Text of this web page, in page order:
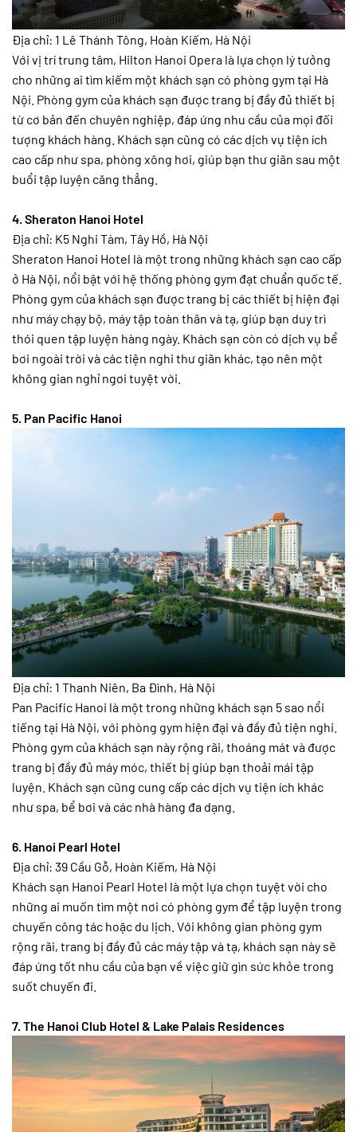
Địa chỉ: 1 Lê Thánh Tông, Hoàn Kiếm, Hà Nội
Với vị trí trung tâm, Hilton Hanoi Opera là lựa chọn lý tưởng
cho những ai tìm kiếm một khách sạn có phòng gym tại Hà
Nội. Phòng gym của khách sạn được trang bị đầy đủ thiết bị
từ cơ bản đến chuyên nghiệp, đáp ứng nhu cầu của mọi đối
tượng khách hàng. Khách sạn cũng có các dịch vụ tiện ích
cao cấp như spa, phòng xông hơi, giúp bạn thư giãn sau một
buổi tập luyện căng thẳng.
4. Sheraton Hanoi Hotel
Địa chỉ: K5 Nghi Tàm, Tây Hồ, Hà Nội
Sheraton Hanoi Hotel là một trong những khách sạn cao cấp
ở Hà Nội, nổi bật với hệ thống phòng gym đạt chuẩn quốc tế.
Phòng gym của khách sạn được trang bị các thiết bị hiện đại
như máy chạy bộ, máy tập toàn thân và tạ, giúp bạn duy trì
thói quen tập luyện hàng ngày. Khách sạn còn có dịch vụ bể
bơi ngoài trời và các tiện nghi thư giãn khác, tạo nên một
không gian nghỉ ngơi tuyệt vời.
5. Pan Pacific Hanoi
Địa chỉ: 1 Thanh Niên, Ba Đình, Hà Nội
Pan Pacific Hanoi là một trong những khách sạn 5 sao nổi
tiếng tại Hà Nội, với phòng gym hiện đại và đầy đủ tiện nghi.
Phòng gym của khách sạn này rộng rãi, thoáng mát và được
trang bị đầy đủ máy móc, thiết bị giúp bạn thoải mái tập
luyện. Khách sạn cũng cung cấp các dịch vụ tiện ích khác
như spa, bể bơi và các nhà hàng đa dạng.
6. Hanoi Pearl Hotel
Địa chỉ: 39 Cầu Gỗ, Hoàn Kiếm, Hà Nội
Khách sạn Hanoi Pearl Hotel là một lựa chọn tuyệt vời cho
những ai muốn tìm một nơi có phòng gym để tập luyện trong
chuyến công tác hoặc du lịch. Với không gian phòng gym
rộng rãi, trang bị đầy đủ các máy tập và tạ, khách sạn này sẽ
đáp ứng tốt nhu cầu của bạn về việc giữ gìn sức khỏe trong
suốt chuyến đi.
7. The Hanoi Club Hotel & Lake Palais Residences